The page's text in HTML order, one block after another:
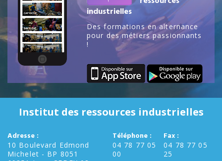
industrielles
Des formations en alternance
pour des métiers passionnants
!
Institut des ressources industrielles
Adresse :
10 Boulevard Edmond
Michelet - BP 8051
Téléphone :
04 78 77 05
00
Fax :
04 78 77 05
25